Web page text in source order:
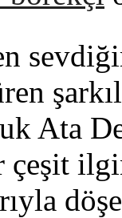
Ata
çeşit